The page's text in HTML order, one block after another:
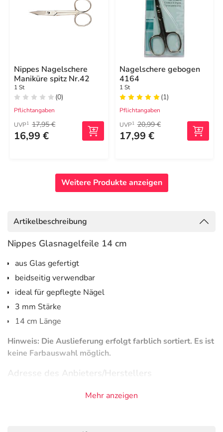
Nippes Nagelschere
Maniküre spitz Nr.42
1 St
(0)
Pflichtangaben
UVP1 17,95 €
16,99 €
Nagelschere gebogen
4164
1 St
(1)
Pflichtangaben
UVP1 20,99 €
17,99 €
Weitere Produkte anzeigen
Artikelbeschreibung
Nippes Glasnagelfeile 14 cm
aus Glas gefertigt
beidseitig verwendbar
ideal für gepflegte Nägel
3 mm Stärke
14 cm Länge
Hinweis: Die Auslieferung erfolgt farblich sortiert. Es ist
keine Farbauswahl möglich.
Adresse des Anbieters/Herstellers
Gebrüder Nippes GmbH & Co. KG
Mehr anzeigen